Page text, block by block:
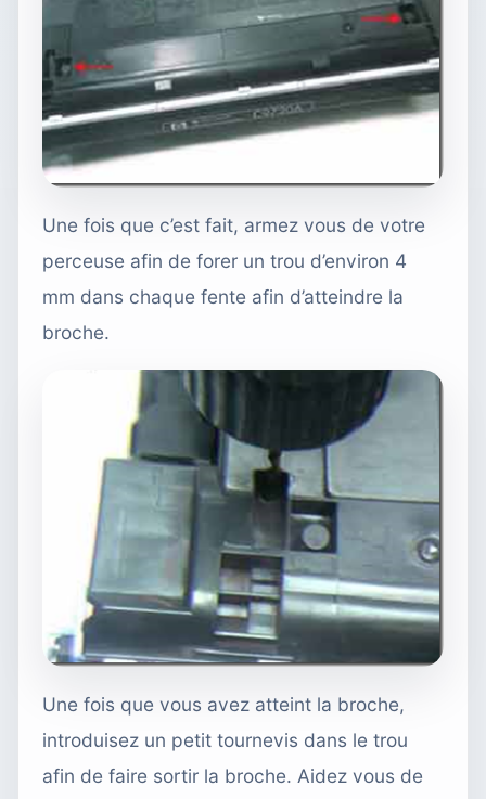
Une fois que c’est fait, armez vous de votre
perceuse afin de forer un trou d’environ 4
mm dans chaque fente afin d’atteindre la
broche.
Une fois que vous avez atteint la broche,
introduisez un petit tournevis dans le trou
afin de faire sortir la broche. Aidez vous de